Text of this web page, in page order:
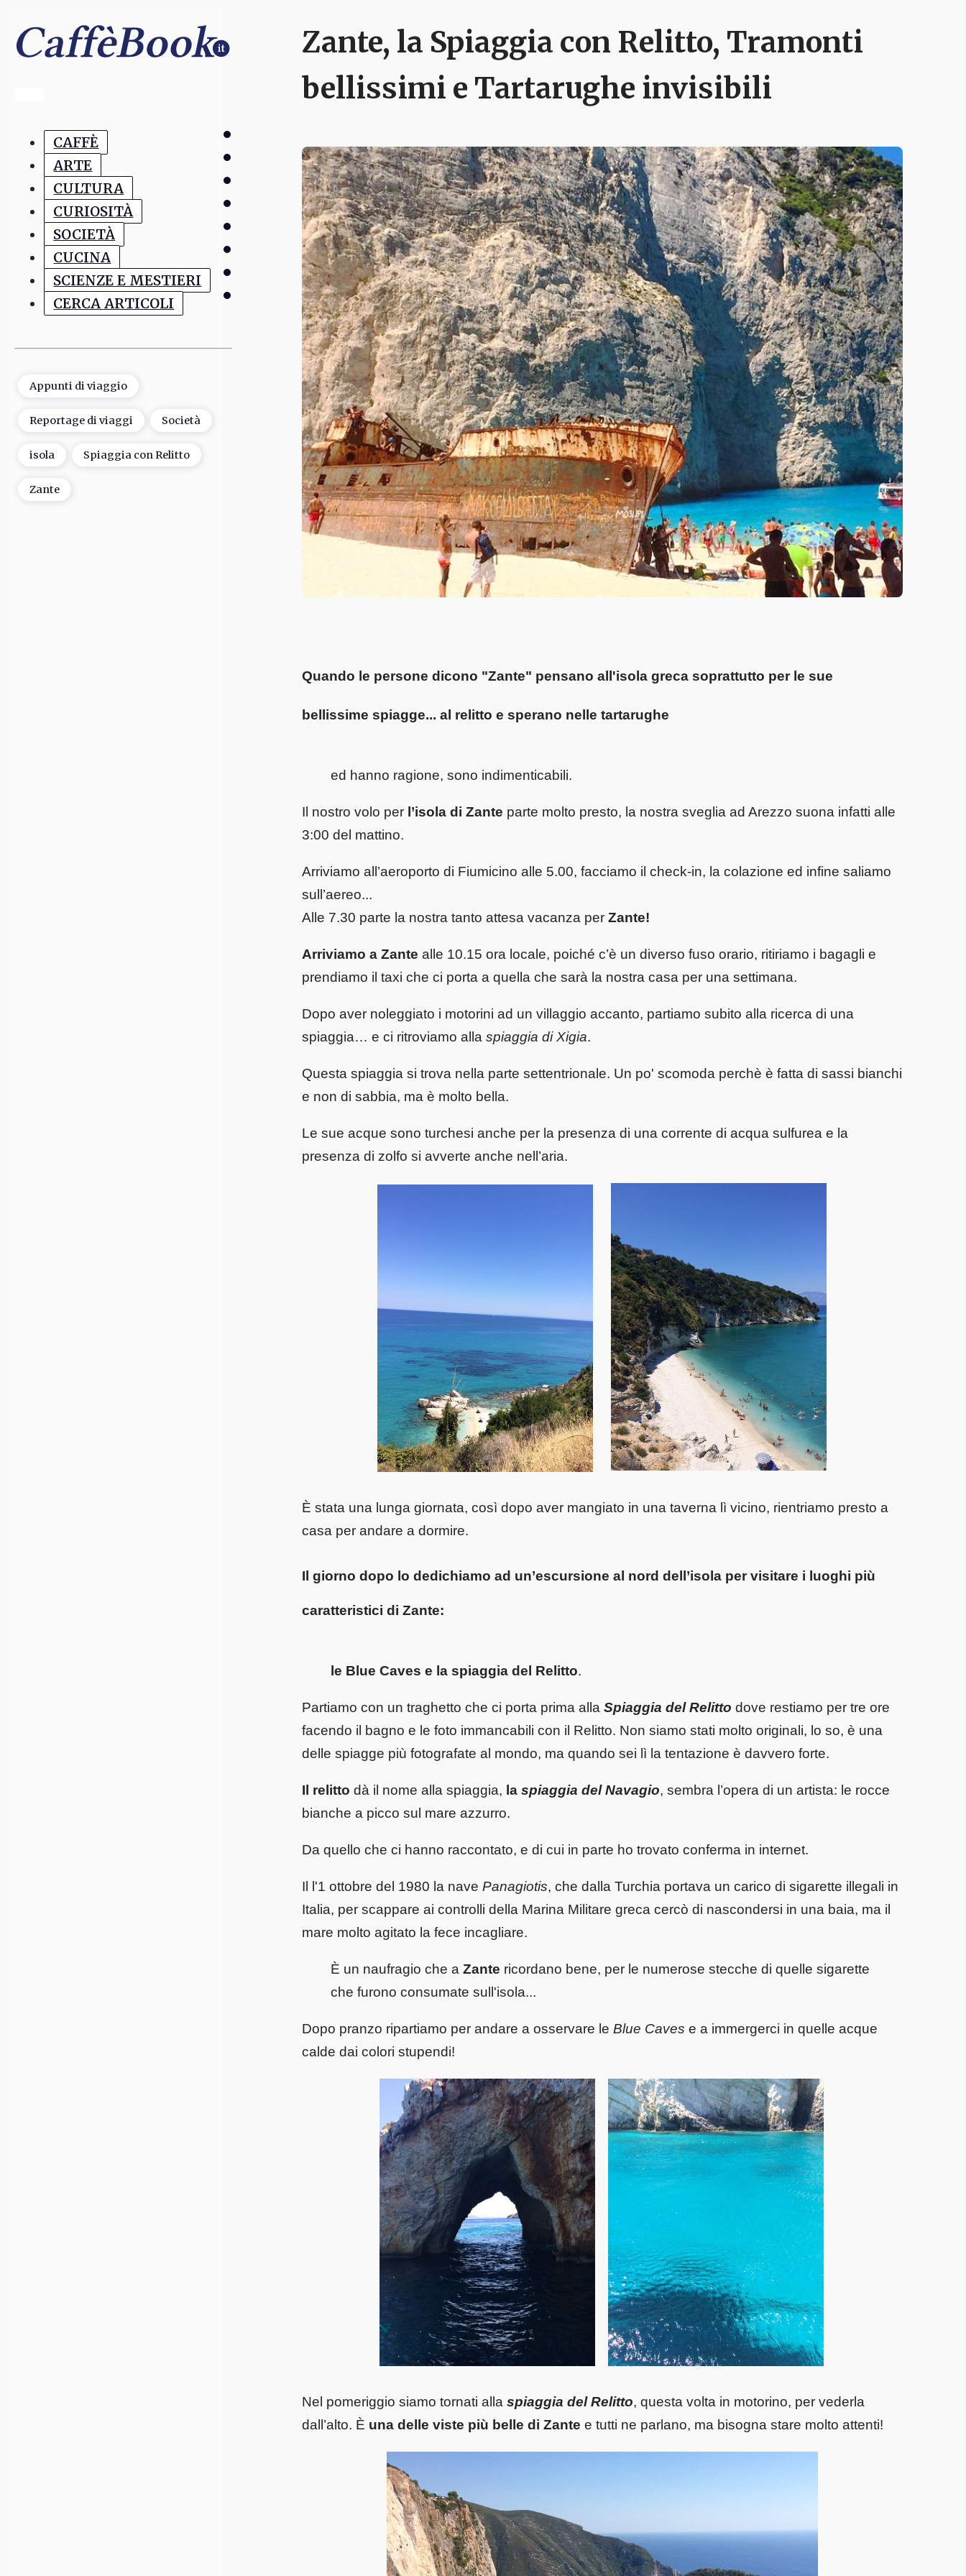
CAFFÈ
ARTE
CULTURA
CURIOSITÀ
SOCIETÀ
CUCINA
SCIENZE E MESTIERI
CERCA ARTICOLI
Appunti di viaggio
Reportage di viaggi Società
isola Spiaggia con Relitto
Zante
Zante, la Spiaggia con Relitto, Tramonti
bellissimi e Tartarughe invisibili
Quando le persone dicono "Zante" pensano all'isola greca soprattutto per le sue
bellissime spiagge... al relitto e sperano nelle tartarughe
ed hanno ragione, sono indimenticabili.
Il nostro volo per l’isola di Zante parte molto presto, la nostra sveglia ad Arezzo suona infatti alle
3:00 del mattino.
Arriviamo all’aeroporto di Fiumicino alle 5.00, facciamo il check-in, la colazione ed infine saliamo
sull’aereo...
Alle 7.30 parte la nostra tanto attesa vacanza per Zante!
Arriviamo a Zante alle 10.15 ora locale, poiché c’è un diverso fuso orario, ritiriamo i bagagli e
prendiamo il taxi che ci porta a quella che sarà la nostra casa per una settimana.
Dopo aver noleggiato i motorini ad un villaggio accanto, partiamo subito alla ricerca di una
spiaggia… e ci ritroviamo alla spiaggia di Xigia.
Questa spiaggia si trova nella parte settentrionale. Un po' scomoda perchè è fatta di sassi bianchi
e non di sabbia, ma è molto bella.
Le sue acque sono turchesi anche per la presenza di una corrente di acqua sulfurea e la
presenza di zolfo si avverte anche nell’aria.
È stata una lunga giornata, così dopo aver mangiato in una taverna lì vicino, rientriamo presto a
casa per andare a dormire.
Il giorno dopo lo dedichiamo ad un’escursione al nord dell’isola per visitare i luoghi più
caratteristici di Zante:
le Blue Caves e la spiaggia del Relitto.
Partiamo con un traghetto che ci porta prima alla Spiaggia del Relitto dove restiamo per tre ore
facendo il bagno e le foto immancabili con il Relitto. Non siamo stati molto originali, lo so, è una
delle spiagge più fotografate al mondo, ma quando sei lì la tentazione è davvero forte.
Il relitto dà il nome alla spiaggia, la spiaggia del Navagio, sembra l’opera di un artista: le rocce
bianche a picco sul mare azzurro.
Da quello che ci hanno raccontato, e di cui in parte ho trovato conferma in internet.
Il l'1 ottobre del 1980 la nave Panagiotis, che dalla Turchia portava un carico di sigarette illegali in
Italia, per scappare ai controlli della Marina Militare greca cercò di nascondersi in una baia, ma il
mare molto agitato la fece incagliare.
È un naufragio che a Zante ricordano bene, per le numerose stecche di quelle sigarette
che furono consumate sull'isola...
Dopo pranzo ripartiamo per andare a osservare le Blue Caves e a immergerci in quelle acque
calde dai colori stupendi!
Nel pomeriggio siamo tornati alla spiaggia del Relitto, questa volta in motorino, per vederla
dall’alto. È una delle viste più belle di Zante e tutti ne parlano, ma bisogna stare molto attenti!